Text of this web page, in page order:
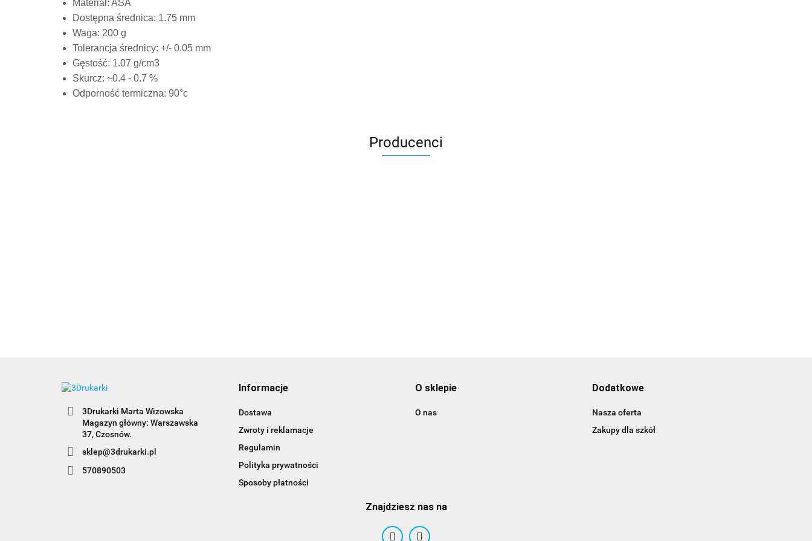
Materiał: ASA
Dostępna średnica: 1.75 mm
Waga: 200 g
Tolerancja średnicy: +/- 0.05 mm
Gęstość: 1.07 g/cm3
Skurcz: ~0.4 - 0.7 %
Odporność termiczna: 90°c
Producenci
3Drukarki Marta Wizowska
Magazyn główny: Warszawska
sklep@3drukarki.pl
570890503
Informacje
Dostawa
Zwroty i reklamacje
Regulamin
Polityka prywatności
Sposoby płatności
O sklepie
O nas
Dodatkowe
Nasza oferta
Zakupy dla szkół
Znajdziesz nas na